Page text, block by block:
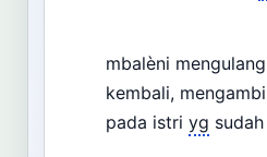
mbalèni
kembali,
pada istri yg